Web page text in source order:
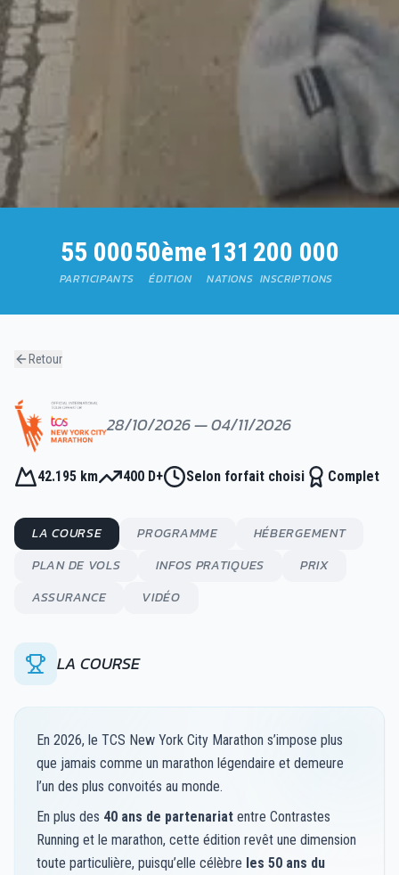
55 000
PARTICIPANTS
50ème
ÉDITION
131
NATIONS
200 000
INSCRIPTIONS
Retour
28/10/2026 — 04/11/2026
42.195 km 400 D+ Selon forfait choisi Complet
LA COURSE PROGRAMME
HÉBERGEMENT
PLAN DE VOLS
INFOS PRATIQUES
PRIX
ASSURANCE
VIDÉO
LA COURSE
En 2026, le TCS New York City Marathon s’impose plus
que jamais comme un marathon légendaire et demeure
l’un des plus convoités au monde.
En plus des 40 ans de partenariat entre Contrastes
Running et le marathon, cette édition revêt une dimension
toute particulière, puisqu’elle célèbre les 50 ans du